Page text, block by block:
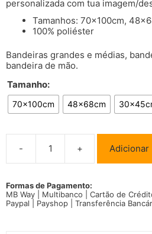
personalizada com tua imagem/
Tamanhos: 70x100cm,
100% poliéster
Bandeiras grandes e médias,
bandeira de mão.
Tamanho:
70x100cm 48x68cm
-
Quantidade
de
+ Adicionar
Formas de Pagamento:
MB Way | Multibanco | Cartão de
Paypal | Payshop | Transferência